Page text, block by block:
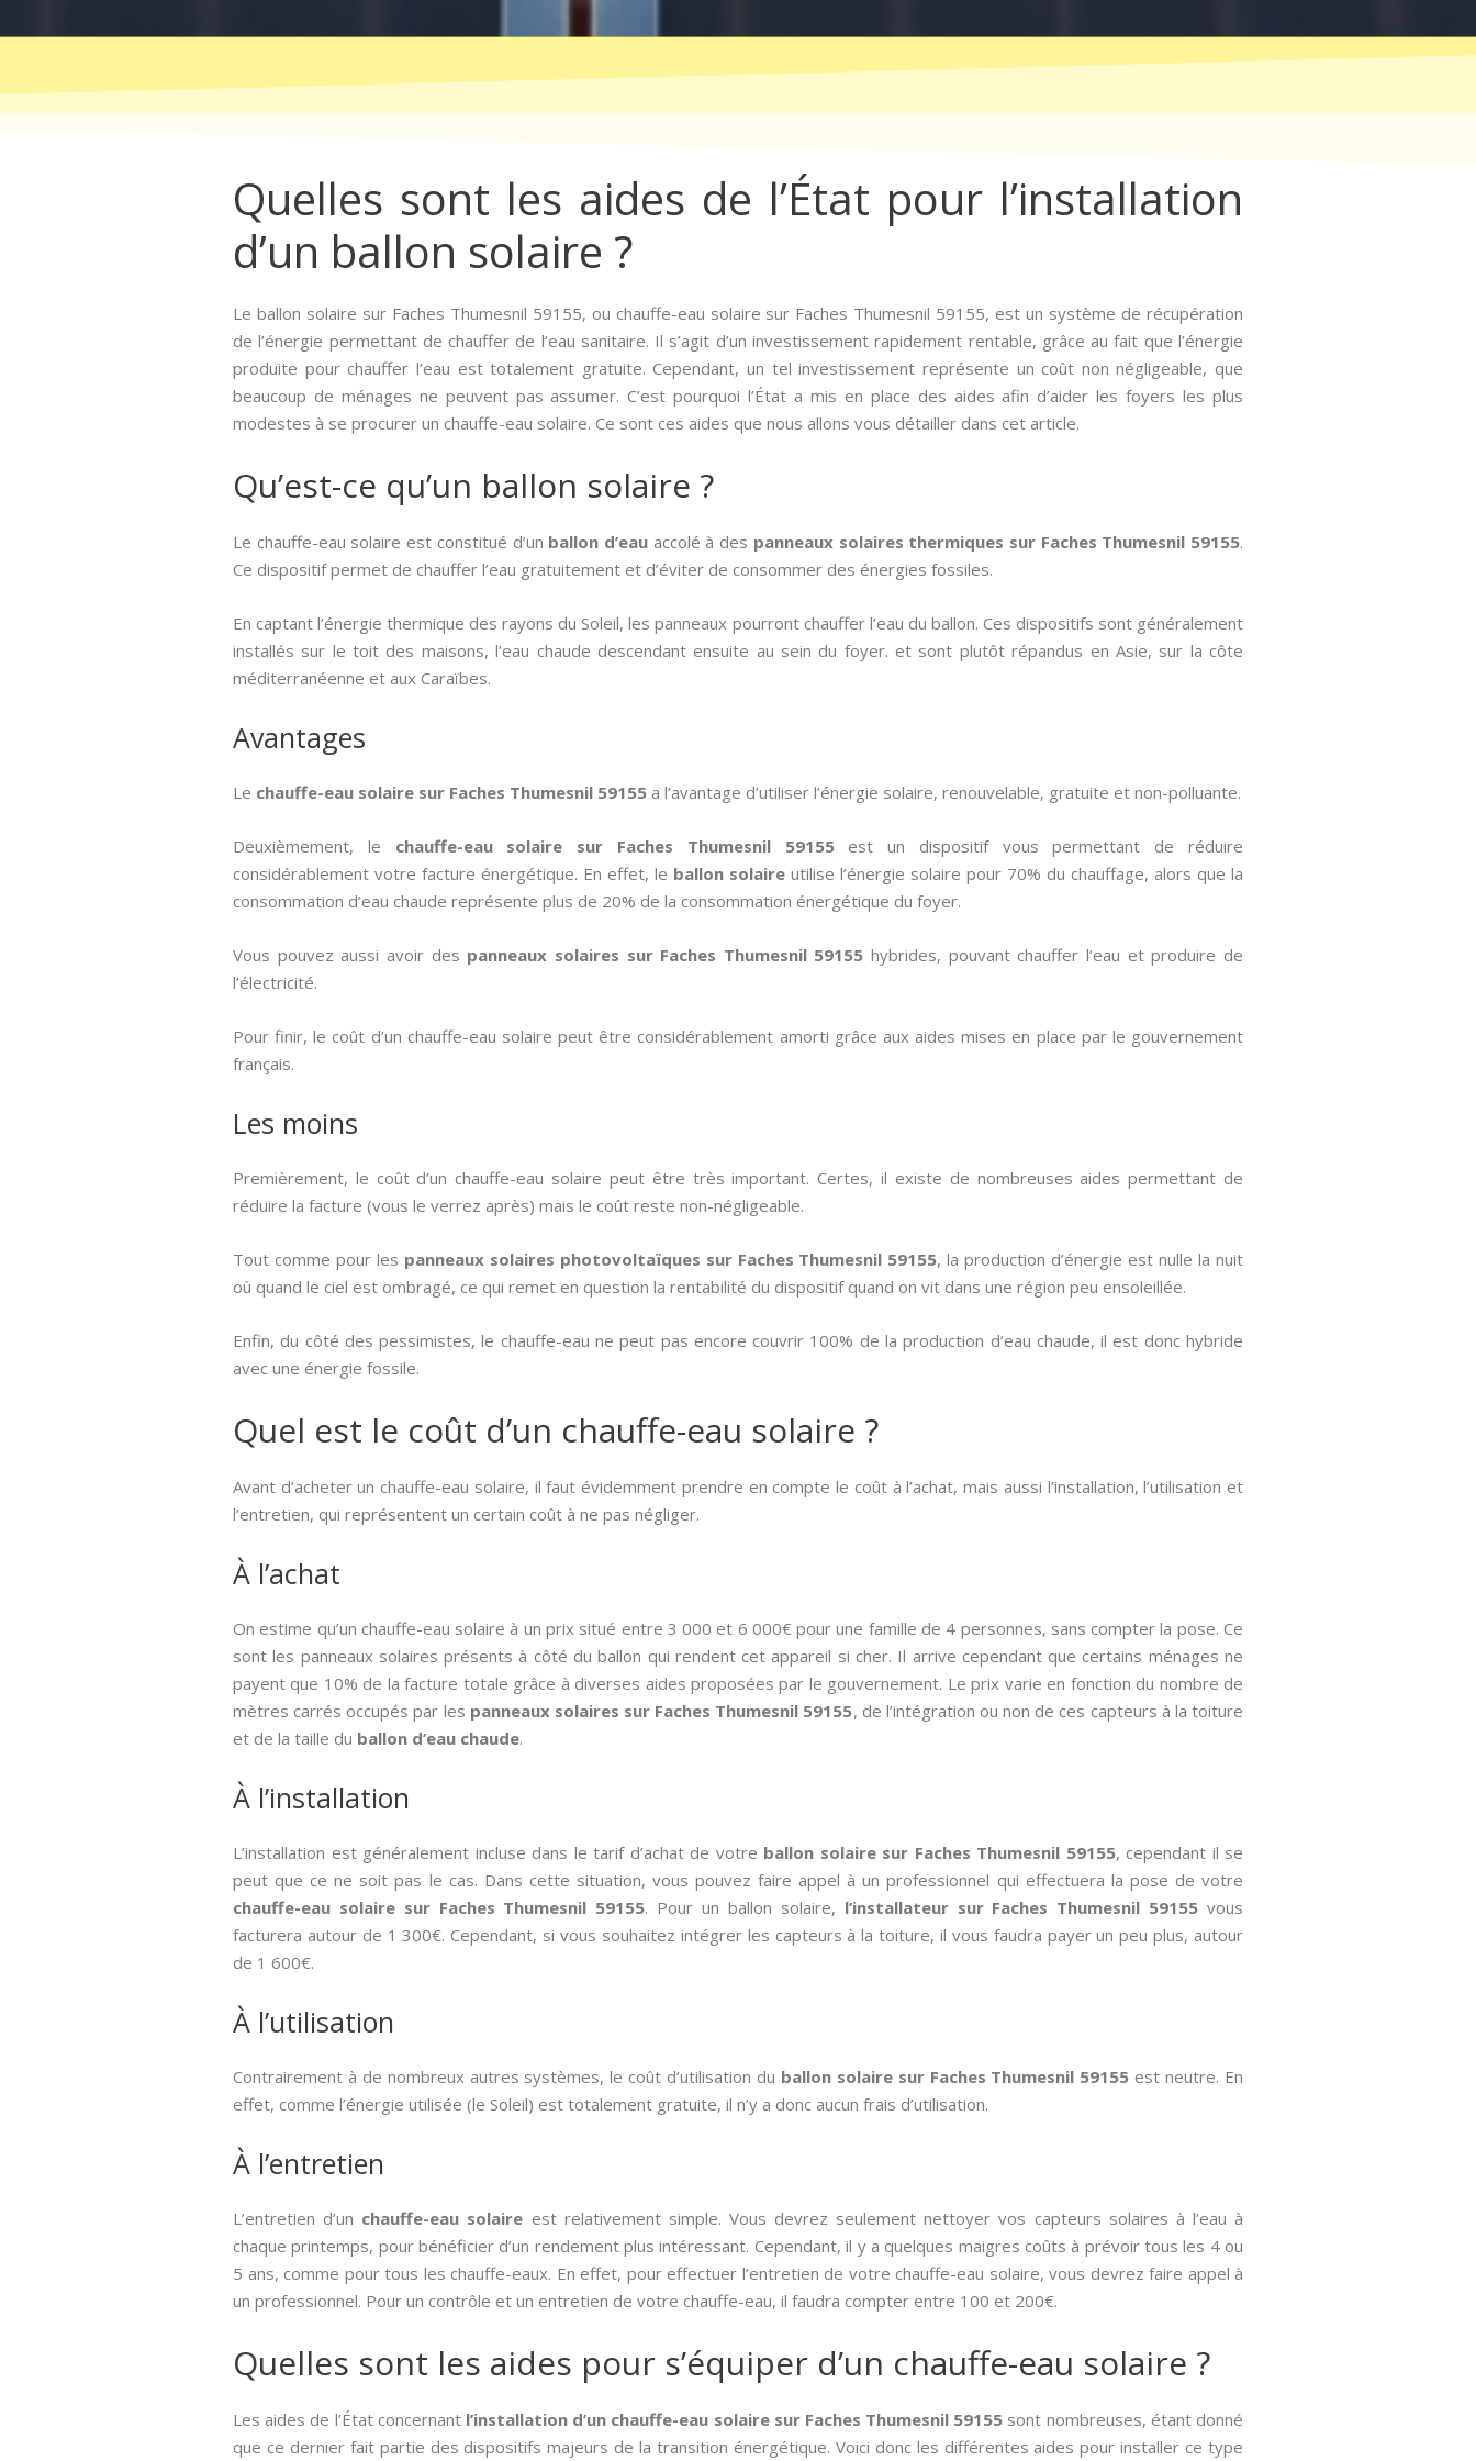
Quelles sont les aides de l’État pour l’installation
d’un ballon solaire ?
Le ballon solaire sur Faches Thumesnil 59155, ou chauffe-eau solaire sur Faches Thumesnil 59155, est un système de récupération
de l’énergie permettant de chauffer de l’eau sanitaire. Il s’agit d’un investissement rapidement rentable, grâce au fait que l’énergie
produite pour chauffer l’eau est totalement gratuite. Cependant, un tel investissement représente un coût non négligeable, que
beaucoup de ménages ne peuvent pas assumer. C’est pourquoi l’État a mis en place des aides afin d’aider les foyers les plus
modestes à se procurer un chauffe-eau solaire. Ce sont ces aides que nous allons vous détailler dans cet article.
Qu’est-ce qu’un ballon solaire ?
Le chauffe-eau solaire est constitué d’un ballon d’eauaccolé à des panneaux solaires thermiques sur Faches Thumesnil 59155.
Ce dispositif permet de chauffer l’eau gratuitement et d’éviter de consommer des énergies fossiles.
En captant l’énergie thermique des rayons du Soleil, les panneaux pourront chauffer l’eau du ballon. Ces dispositifs sont généralement
installés sur le toit des maisons, l’eau chaude descendant ensuite au sein du foyer. et sont plutôt répandus en Asie, sur la côte
méditerranéenne et aux Caraïbes.
Avantages
Le chauffe-eau solaire sur Faches Thumesnil 59155 a l’avantage d’utiliser l’énergie solaire, renouvelable, gratuite et non-polluante.
Deuxièmement, le chauffe-eau solaire sur Faches Thumesnil 59155est un dispositif vous permettant de réduire
considérablement votre facture énergétique. En effet, le ballon solaire utilise l’énergie solaire pour 70% du chauffage, alors que la
consommation d’eau chaude représente plus de 20% de la consommation énergétique du foyer.
Vous pouvez aussi avoir des panneaux solaires sur Faches Thumesnil 59155 hybrides, pouvant chauffer l’eau et produire de
l’électricité.
Pour finir, le coût d’un chauffe-eau solaire peut être considérablement amorti grâce aux aides mises en place par le gouvernement
français.
Les moins
Premièrement, le coût d’un chauffe-eau solaire peut être très important. Certes, il existe de nombreuses aides permettant de
réduire la facture (vous le verrez après) mais le coût reste non-négligeable.
Tout comme pour les panneaux solaires photovoltaïques sur Faches Thumesnil 59155, la production d’énergie est nulle la nuit
où quand le ciel est ombragé, ce qui remet en question la rentabilité du dispositif quand on vit dans une région peu ensoleillée.
Enfin, du côté des pessimistes, le chauffe-eau ne peut pas encore couvrir 100% de la production d’eau chaude, il est donc hybride
avec une énergie fossile.
Quel est le coût d’un chauffe-eau solaire ?
Avant d’acheter un chauffe-eau solaire, il faut évidemment prendre en compte le coût à l’achat, mais aussi l’installation, l’utilisation et
l’entretien, qui représentent un certain coût à ne pas négliger.
À l’achat
On estime qu’un chauffe-eau solaire à un prix situé entre 3 000 et 6 000€ pour une famille de 4 personnes, sans compter la pose. Ce
sont les panneaux solaires présents à côté du ballon qui rendent cet appareil si cher. Il arrive cependant que certains ménages ne
payent que 10% de la facture totale grâce à diverses aides proposées par le gouvernement. Le prix varie en fonction du nombre de
mètres carrés occupés par les panneaux solaires sur Faches Thumesnil 59155, de l’intégration ou non de ces capteurs à la toiture
et de la taille du ballon d’eau chaude.
À l’installation
L’installation est généralement incluse dans le tarif d’achat de votre ballon solaire sur Faches Thumesnil 59155, cependant il se
peut que ce ne soit pas le cas. Dans cette situation, vous pouvez faire appel à un professionnel qui effectuera la pose de votre
chauffe-eau solaire sur Faches Thumesnil 59155. Pour un ballon solaire, l’installateur sur Faches Thumesnil 59155 vous
facturera autour de 1 300€. Cependant, si vous souhaitez intégrer les capteurs à la toiture, il vous faudra payer un peu plus, autour
de 1 600€.
À l’utilisation
Contrairement à de nombreux autres systèmes, le coût d’utilisation du ballon solaire sur Faches Thumesnil 59155 est neutre. En
effet, comme l’énergie utilisée (le Soleil) est totalement gratuite, il n’y a donc aucun frais d’utilisation.
À l’entretien
L’entretien d’un chauffe-eau solaire est relativement simple. Vous devrez seulement nettoyer vos capteurs solaires à l’eau à
chaque printemps, pour bénéficier d’un rendement plus intéressant. Cependant, il y a quelques maigres coûts à prévoir tous les 4 ou
5 ans, comme pour tous les chauffe-eaux. En effet, pour effectuer l’entretien de votre chauffe-eau solaire, vous devrez faire appel à
un professionnel. Pour un contrôle et un entretien de votre chauffe-eau, il faudra compter entre 100 et 200€.
Quelles sont les aides pour s’équiper d’un chauffe-eau solaire ?
Les aides de l’État concernant l’installation d’un chauffe-eau solaire sur Faches Thumesnil 59155 sont nombreuses, étant donné
que ce dernier fait partie des dispositifs majeurs de la transition énergétique. Voici donc les différentes aides pour installer ce type